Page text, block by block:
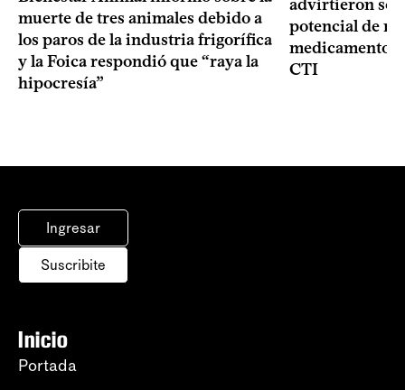
muerte de tres animales debido a
los paros de la industria frigorífica
y la Foica respondió que “raya la
hipocresía”
advirtieron
potencial de
medicamentos
CTI
Ingresar
Suscribite
Inicio
Portada